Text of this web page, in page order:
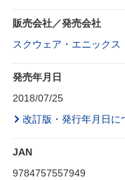
販売会社／発売会社
スクウェア・エニックス
発売年月日
2018/07/25
改訂版・発行年月日に
JAN
9784757557949